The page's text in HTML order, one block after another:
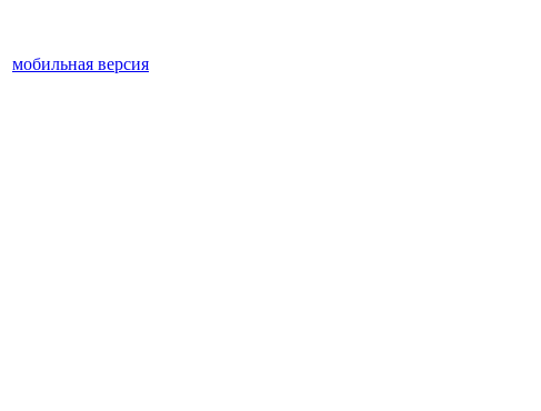
мобильная версия